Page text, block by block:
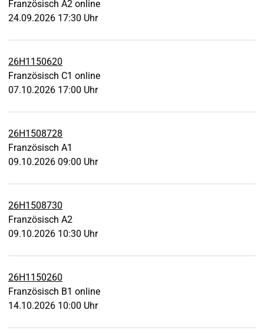
Französisch A2 online
24.09.2026 17:30 Uhr
26H1150620
Französisch C1 online
07.10.2026 17:00 Uhr
26H1508728
Französisch A1
09.10.2026 09:00 Uhr
26H1508730
Französisch A2
09.10.2026 10:30 Uhr
26H1150260
Französisch B1 online
14.10.2026 10:00 Uhr